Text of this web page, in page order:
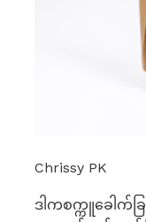
Chrissy PK
ဒါကစက္ကူခေါက်